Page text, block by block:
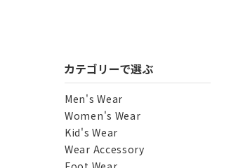
カテゴリーで選ぶ
Men's Wear
Women's Wear
Kid's Wear
Wear Accessory